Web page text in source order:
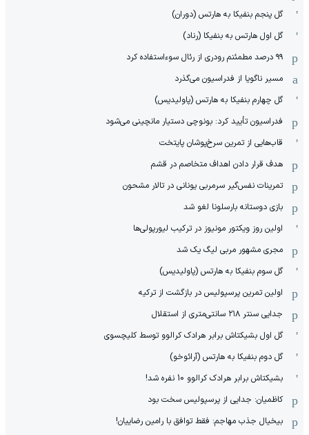
گل پنجم بنفیکا به هارتس (دوران)
گل اول هارتس به بنفیکا (رناد)
۹۹ درصد مطمئنم رودری از رئال سوءاستفاده کرد
مسیر ناگویا از فدراسیون می‌گذرد
گل چهارم بنفیکا به هارتس (پاولیدیس)
فدراسیون تأیید کرد: بونوچی دستیار مانچینی می‌شود
قاب‌هایی از تمرین سرخ‌پوشان پایتخت
هدف قرار دادن اهداف متخاصم در قشم
‏تمرینات نفس‌گیر سرمربی یونانی در تالار مشحون
بازی دوستانه بارسلونا لغو شد
اولین روز ویکتور مونیوز در ترکیب لیورپولی‌ها
مجری مشهور مربی لیگ یک شد
گل سوم بنفیکا به هارتس (پاولیدیس)
اولین تمرین پرسپولیس در بازگشت از ترکیه
جدایی سنتر ۲۱۸ سانتی‌متری از استقلال
گل اول بشیکتاش برابر هرادک کرالوو توسط کلیچسوی
گل دوم بنفیکا به هارتس (آرائوخو)
بشیکتاش برابر هرادک کرالوو 10 نفره شد!
کاظمیان: جدایی از پرسپولیس سخت بود
بیخیال جذب مهاجم: فقط توافق با رامین رضاییان!